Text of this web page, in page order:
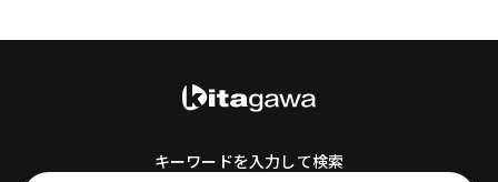
キーワードを入力して検索